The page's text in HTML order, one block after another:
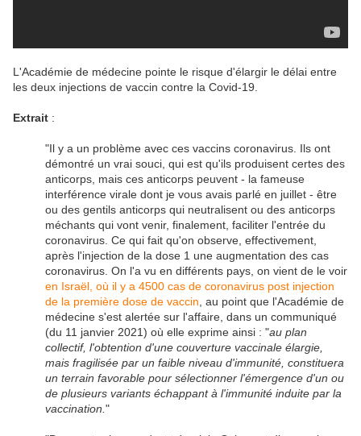
L'Académie de médecine pointe le risque d'élargir le délai entre
les deux injections de vaccin contre la Covid-19.
Extrait :
"Il y a un problème avec ces vaccins coronavirus. Ils ont
démontré un vrai souci, qui est qu'ils produisent certes des
anticorps, mais ces anticorps peuvent - la fameuse
interférence virale dont je vous avais parlé en juillet - être
ou des gentils anticorps qui neutralisent ou des anticorps
méchants qui vont venir, finalement, faciliter l'entrée du
coronavirus. Ce qui fait qu'on observe, effectivement,
après l'injection de la dose 1 une augmentation des cas
coronavirus. On l'a vu en différents pays, on vient de le voir
en Israël, où il y a 4500 cas de coronavirus post injection
de la première dose de vaccin , au point que l'Académie de
médecine s'est alertée sur l'affaire, dans un communiqué
(du 11 janvier 2021) où elle exprime ainsi : "au plan
collectif, l'obtention d'une couverture vaccinale élargie,
mais fragilisée par un faible niveau d'immunité, constituera
un terrain favorable pour sélectionner l'émergence d'un ou
de plusieurs variants échappant à l'immunité induite par la
vaccination. "